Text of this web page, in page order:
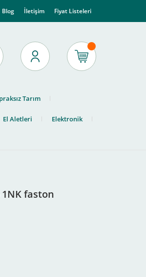
Blog İletişim Fiyat Listeleri
Tarım
El Aletleri Elektronik
1NK faston